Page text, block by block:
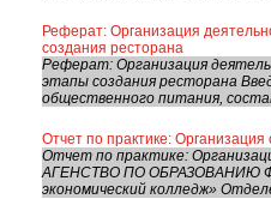
Реферат: Организация
создания ресторана
Реферат: Организация
этапы создания ресторана
общественного питания,
Отчет по практике:
Отчет по практике:
АГЕНСТВО ПО ОБРАЗОВАНИЮ Ф
экономический колледж»